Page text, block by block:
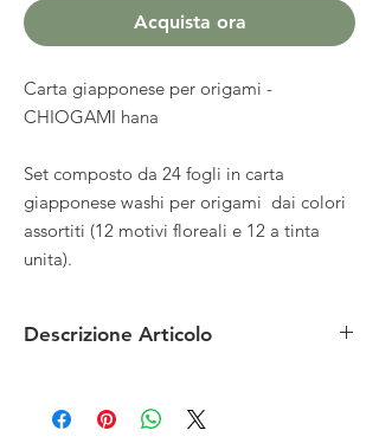
Acquista ora
Carta giapponese per origami -
CHIOGAMI hana
Set composto da 24 fogli in carta
giapponese washi per origami dai colori
assortiti (12 motivi floreali e 12 a tinta
unita).
Descrizione Articolo
12 tinta unita)